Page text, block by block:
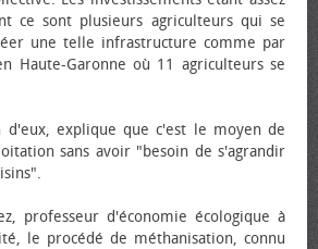
ce sont plusieurs agriculteurs qui se
une telle infrastructure comme par
Haute-Garonne où 11 agriculteurs se
d'eux, explique que c'est le moyen de
sans avoir "besoin de s'agrandir
professeur d'économie écologique à
le procédé de méthanisation, connu